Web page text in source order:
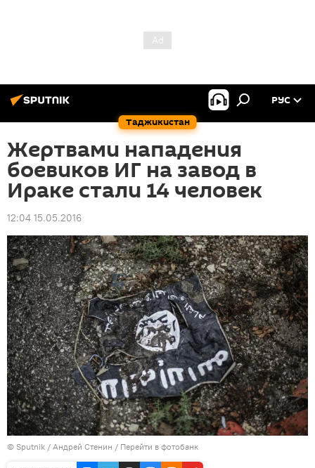
Таджикистан
РУС
Жертвами нападения
боевиков ИГ на завод в
Ираке стали 14 человек
12:04 15.05.2016
© Sputnik / Андрей Стенин / Перейти в фотобанк